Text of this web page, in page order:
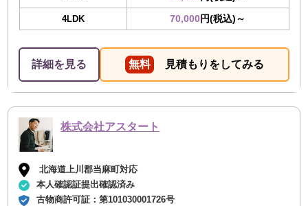
4LDK 70,000円(税込)～
詳細を見る 無料 見積もりをしてみる
株式会社アスタート
北海道上川郡当麻町対応
本人確認証提出確認済み
古物商許可証：第101030001726号